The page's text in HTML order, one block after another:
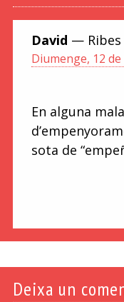
David — Ribes
Diumenge, 12
En alguna
sota de
Deixa un